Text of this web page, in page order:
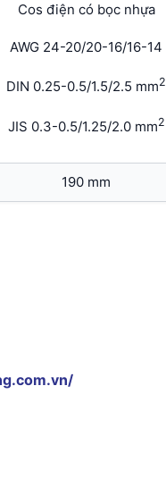
Cos điện có bọc nhựa
AWG 24-20/20-16/16-14
DIN 0.25-0.5/1.5/2.5 mm2
JIS 0.3-0.5/1.25/2.0 mm2
190 mm